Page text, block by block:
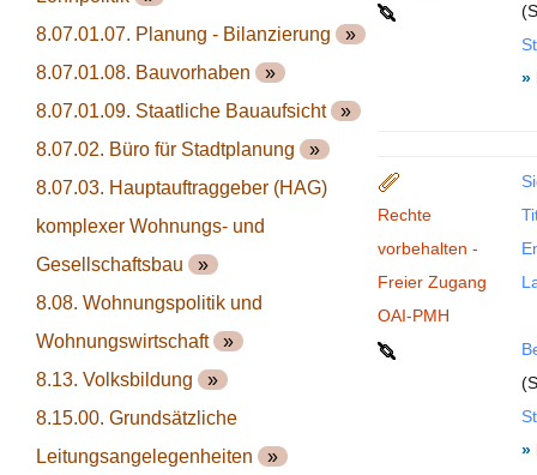
8.07.01.07. Planung - Bilanzierung »
8.07.01.08. Bauvorhaben »
8.07.01.09. Staatliche Bauaufsicht »
8.07.02. Büro für Stadtplanung »
8.07.03. Hauptauftraggeber (HAG)
komplexer Wohnungs- und
Gesellschaftsbau »
8.08. Wohnungspolitik und
Wohnungswirtschaft »
8.13. Volksbildung »
8.15.00. Grundsätzliche
Leitungsangelegenheiten »
»
Rechte
vorbehalten -
Freier Zugang
OAI-PMH
»